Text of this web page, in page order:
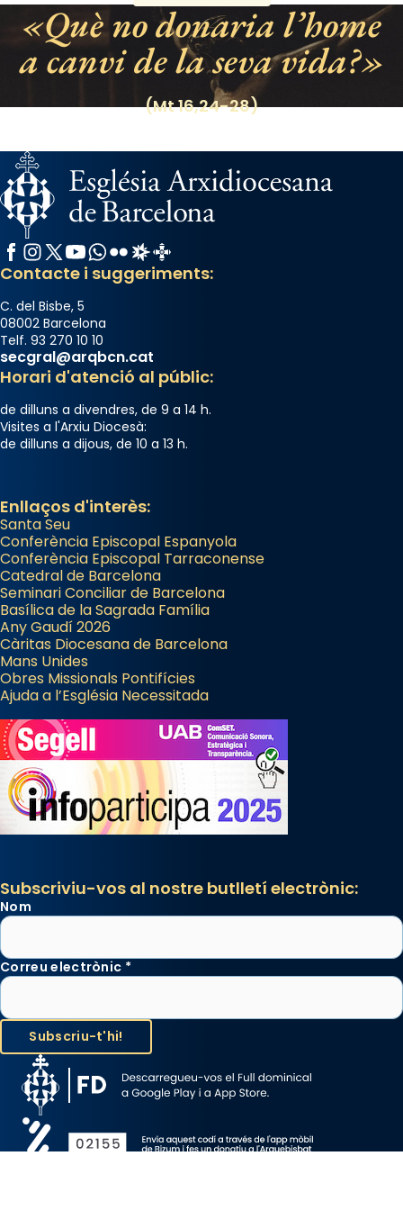
raïms de setembre te'n llepes els dits»,
segons una dita popular.
Photo
Share
Què no donaria l’home
a canvi de la seva vida?
(Mt 16,24-28)
Facebook
Instagram
X / Twitter
YouTube
WhatsApp
FlickrRadio Estel
Catalunya Cristiana
Contacte i suggeriments:
C. del Bisbe, 5
08002 Barcelona
Telf. 93 270 10 10
secgral@arqbcn.cat
Horari d'atenció al públic:
de dilluns a divendres, de 9 a 14 h.
Visites a l'Arxiu Diocesà:
de dilluns a dijous, de 10 a 13 h.
Enllaços d'interès:
Santa Seu
Conferència Episcopal Espanyola
Conferència Episcopal Tarraconense
Catedral de Barcelona
Seminari Conciliar de Barcelona
Basílica de la Sagrada Família
Any Gaudí 2026
Càritas Diocesana de Barcelona
Mans Unides
Obres Missionals Pontifícies
Ajuda a l’Església Necessitada
Subscriviu-vos al nostre butlletí electrònic:
Nom
Correu electrònic *